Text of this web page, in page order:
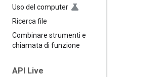
Uso del computer
Ricerca file
Combinare strumenti e
chiamata di funzione
API Live